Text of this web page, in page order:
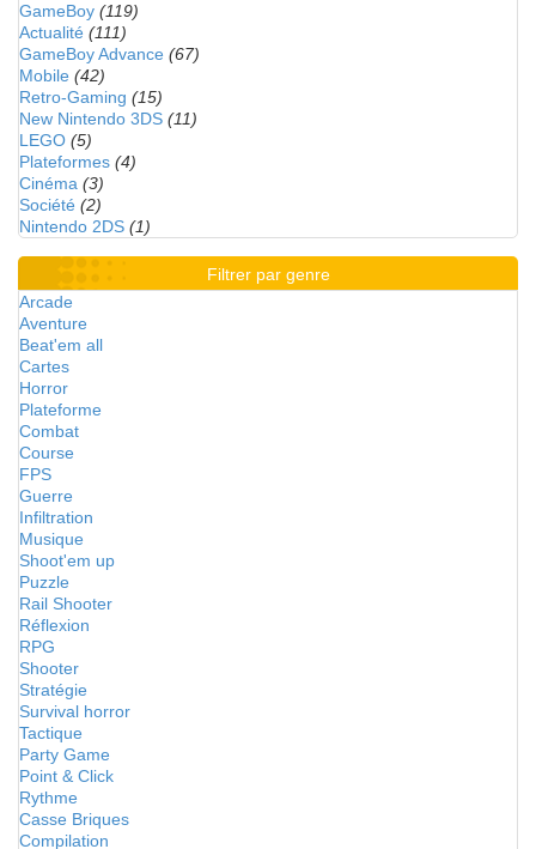
GameBoy (119)
Actualité (111)
GameBoy Advance (67)
Mobile (42)
Retro-Gaming (15)
New Nintendo 3DS (11)
LEGO (5)
Plateformes (4)
Cinéma (3)
Société (2)
Nintendo 2DS (1)
Filtrer par genre
Arcade
Aventure
Beat'em all
Cartes
Horror
Plateforme
Combat
Course
FPS
Guerre
Infiltration
Musique
Shoot'em up
Puzzle
Rail Shooter
Réflexion
RPG
Shooter
Stratégie
Survival horror
Tactique
Party Game
Point & Click
Rythme
Casse Briques
Compilation